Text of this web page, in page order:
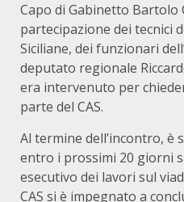
Capo di Gabinetto Bartolo
partecipazione dei tecnici
Siciliane, dei funzionari
deputato regionale
era intervenuto per
parte del CAS.
Al termine dell’incontro, è
entro i prossimi 20 giorni
esecutivo dei lavori sul
CAS si è impegnato a